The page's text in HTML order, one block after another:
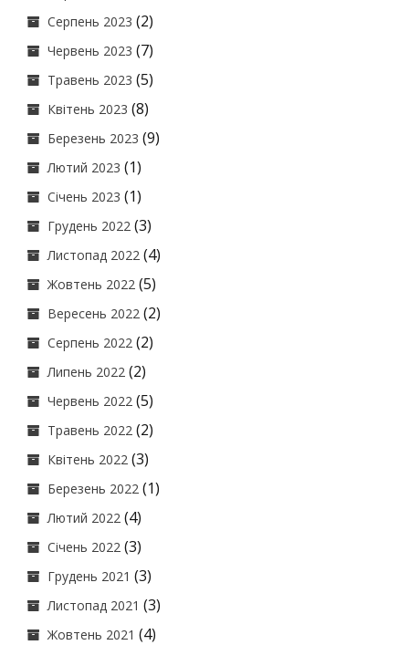
Серпень 2023 (2)
Червень 2023 (7)
Травень 2023 (5)
Квітень 2023 (8)
Березень 2023 (9)
Лютий 2023 (1)
Січень 2023 (1)
Грудень 2022 (3)
Листопад 2022 (4)
Жовтень 2022 (5)
Вересень 2022 (2)
Серпень 2022 (2)
Липень 2022 (2)
Червень 2022 (5)
Травень 2022 (2)
Квітень 2022 (3)
Березень 2022 (1)
Лютий 2022 (4)
Січень 2022 (3)
Грудень 2021 (3)
Листопад 2021 (3)
Жовтень 2021 (4)